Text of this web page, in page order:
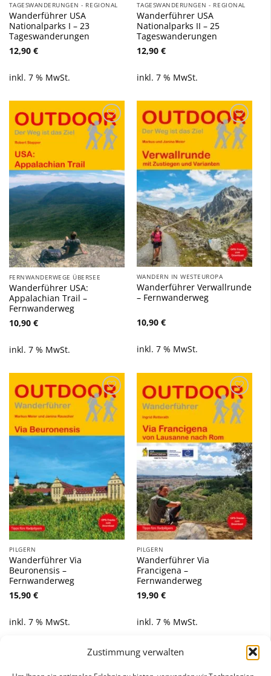
Zustimmung verwalten
TAGESWANDERUNGEN - REGIONAL
Wanderführer USA
Nationalparks I – 23
Tageswanderungen
12,90 €
inkl. 7 % MwSt.
TAGESWANDERUNGEN - REGIONAL
Wanderführer USA
Nationalparks II – 25
Tageswanderungen
12,90 €
inkl. 7 % MwSt.
Zu
Wunschliste
hinzufügen
FERNWANDERWEGE ÜBERSEE
Wanderführer USA:
Appalachian Trail –
Fernwanderweg
10,90 €
inkl. 7 % MwSt.
Zu
Wunschliste
hinzufügen
WANDERN IN WESTEUROPA
Wanderführer Verwallrunde
– Fernwanderweg
10,90 €
inkl. 7 % MwSt.
Zu
Wunschliste
hinzufügen
PILGERN
Wanderführer Via
Beuronensis –
Fernwanderweg
15,90 €
inkl. 7 % MwSt.
Zu
Wunschliste
hinzufügen
PILGERN
Wanderführer Via
Francigena –
Fernwanderweg
19,90 €
inkl. 7 % MwSt.
3 … 13 14